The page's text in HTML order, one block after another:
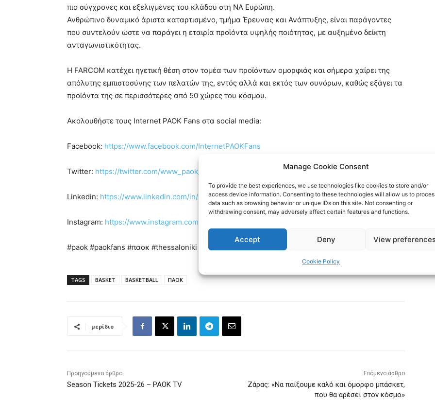
Manage Cookie Consent
To provide the best experiences, we use technologies like cookies to store and/or
access device information. Consenting to these technologies will allow us to
data such as browsing behavior or unique IDs on this site. Not consenting or
withdrawing consent, may adversely affect certain features and functions.
Accept Deny View
Cookie Policy
πιο σύγχρονες και εξελιγμένες του κλάδου στη ΝΑ Ευρώπη.
Ανθρώπινο δυναμικό άριστα καταρτισμένο, τμήμα Έρευνας και Ανάπτυξης, είναι παράγοντες
που συντελούν ώστε να παράγει η εταιρία προϊόντα υψηλής ποιότητας, με αυξημένο δείκτη
ανταγωνιστικότητας.
Η FARCOM κατέχει ηγετική θέση στον τομέα των προϊόντων ομορφιάς και σήμερα χαίρει της
απόλυτης εμπιστοσύνης των πελατών της, εντός αλλά και εκτός των συνόρων, καθώς εξάγει τα
προϊόντα της σε περισσότερες από 50 χώρες του κόσμου.
Ακολουθήστε τους Internet PAOK Fans στα social media:
Facebook: https://www.facebook.com/InternetPAOKFans
Twitter: https://twitter.com/www_paok_gr
Linkedin: https://www.linkedin.com/in/internet-paok-fans-601b24248
Instagram: https://www.instagram.com/internetpaokfans
#paok #paokfans #παοκ #thessaloniki
TAGS BASKET BASKETBALL ΠΑΟΚ
μερίδιο
Προηγούμενο άρθρο
Season Tickets 2025-26 – PAOK TV
Επόμενο άρθρο
Ζάρας: «Να παίξουμε καλό και όμορφο μπάσκετ,
που θα αρέσει στον κόσμο»